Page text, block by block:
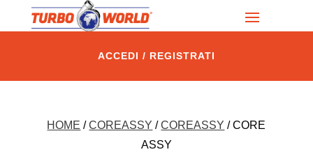
ACCEDI / REGISTRATI
HOME /COREASSY /COREASSY / CORE
ASSY